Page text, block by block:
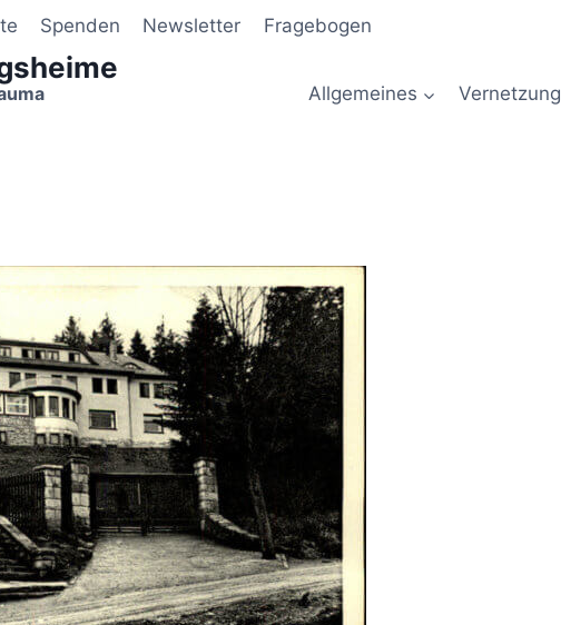
Spenden Newsletter Fragebogen
Allgemeines Vernetzung